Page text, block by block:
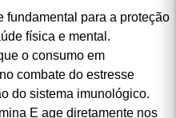
para a proteção
física e mental.
o consumo em
combate do estresse